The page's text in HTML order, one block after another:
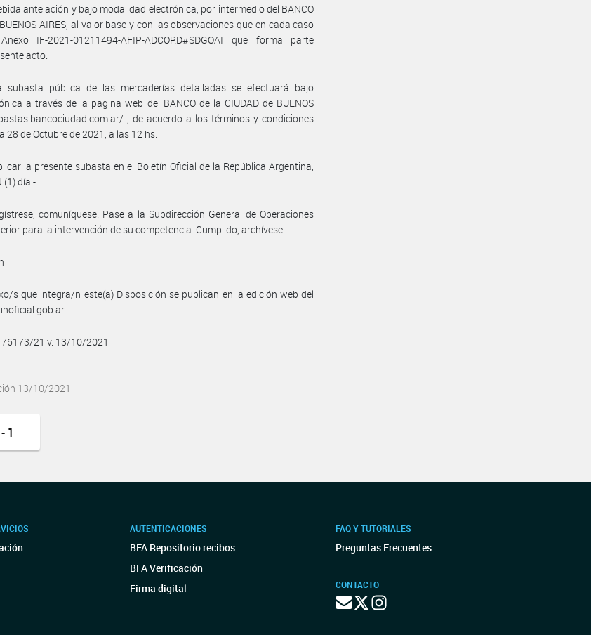
antelación y bajo modalidad electrónica, por intermedio del BANCO
AIRES, al valor base y con las observaciones que en cada caso
IF-2021-01211494-AFIP-ADCORD#SDGOAI que forma parte
acto.
subasta pública de las mercaderías detalladas se efectuará bajo
a través de la pagina web del BANCO de la CIUDAD de BUENOS
, de acuerdo a los términos y condiciones
28 de Octubre de 2021, a las 12 hs.
la presente subasta en el Boletín Oficial de la República Argentina,
(1) día.-
comuníquese. Pase a la Subdirección General de Operaciones
para la intervención de su competencia. Cumplido, archívese
s que integra/n este(a) Disposición se publican en la edición web del
21 v. 13/10/2021
13/10/2021
1
AUTENTICACIONES
BFA Repositorio recibos
BFA Verificación
Firma digital
FAQ Y TUTORIALES
Preguntas Frecuentes
CONTACTO